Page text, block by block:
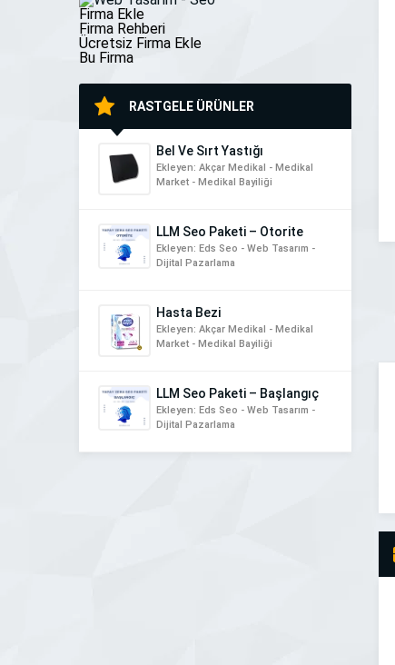
Firma Ekle
Firma Rehberi
Ücretsiz Firma Ekle
Bu Firma
RASTGELE ÜRÜNLER
Bel Ve Sırt Yastığı
Ekleyen: Akçar Medikal - Medikal
Market - Medikal Bayiliği
LLM Seo Paketi – Otorite
Ekleyen: Eds Seo - Web Tasarım -
Dijital Pazarlama
Hasta Bezi
Ekleyen: Akçar Medikal - Medikal
Market - Medikal Bayiliği
LLM Seo Paketi – Başlangıç
Ekleyen: Eds Seo - Web Tasarım -
Dijital Pazarlama